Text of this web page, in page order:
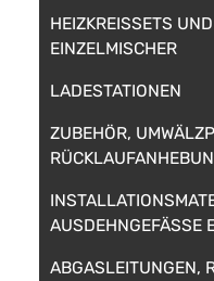
HEIZKREISSETS
EINZELMISCHER
LADESTATIONEN
ZUBEHÖR,
AUSDEHNGEFÄSSE
ABGASLEITUNGEN,